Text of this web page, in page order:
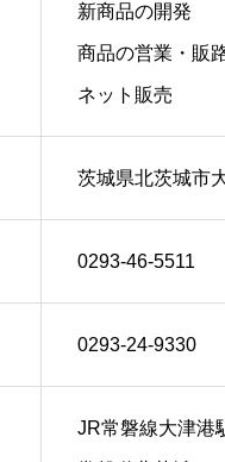
新商品の開発
商品の営業・販
ネット販売
茨城県北茨城市
0293-46-5511
0293-24-9330
JR常磐線大津港